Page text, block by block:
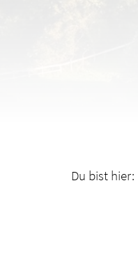
Du bist hier: